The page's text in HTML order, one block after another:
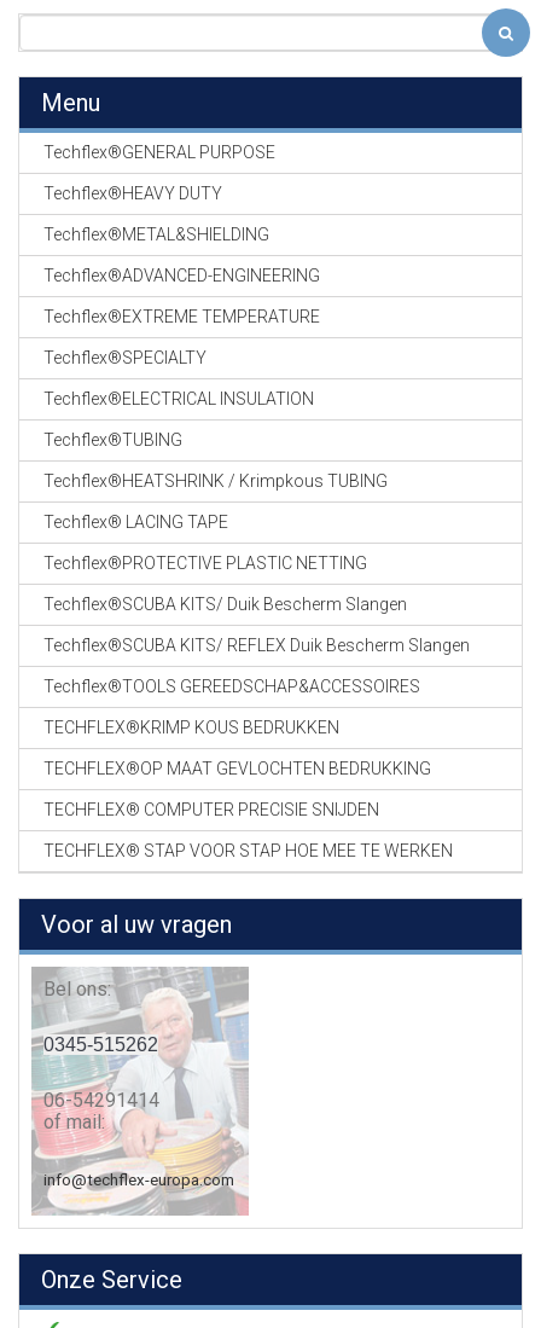
Menu
Techflex®GENERAL PURPOSE
Techflex®HEAVY DUTY
Techflex®METAL&SHIELDING
Techflex®ADVANCED-ENGINEERING
Techflex®EXTREME TEMPERATURE
Techflex®SPECIALTY
Techflex®ELECTRICAL INSULATION
Techflex®TUBING
Techflex®HEATSHRINK / Krimpkous TUBING
Techflex® LACING TAPE
Techflex®PROTECTIVE PLASTIC NETTING
Techflex®SCUBA KITS/ Duik Bescherm Slangen
Techflex®SCUBA KITS/ REFLEX Duik Bescherm Slangen
Techflex®TOOLS GEREEDSCHAP&ACCESSOIRES
TECHFLEX®KRIMP KOUS BEDRUKKEN
TECHFLEX®OP MAAT GEVLOCHTEN BEDRUKKING
TECHFLEX® COMPUTER PRECISIE SNIJDEN
TECHFLEX® STAP VOOR STAP HOE MEE TE WERKEN
Voor al uw vragen
Bel ons:
0345-515262
06-54291414
of mail:
info@techflex-europa.com
Onze Service